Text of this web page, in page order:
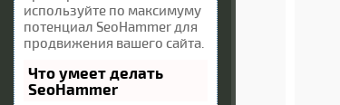
используйте по максимуму
потенциал SeoHammer для
продвижения вашего сайта.
Что умеет делать
SeoHammer